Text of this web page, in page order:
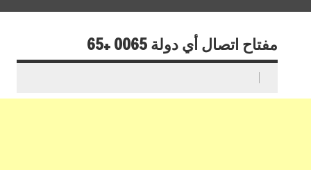
مفتاح اتصال أي دولة 0065 +65